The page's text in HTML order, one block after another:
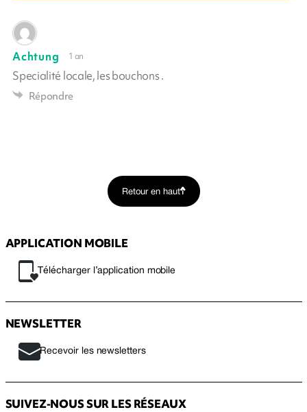
Achtung 1 an
Specialité locale, les bouchons .
Répondre
Retour en haut
APPLICATION MOBILE
Télécharger l’application mobile
NEWSLETTER
Recevoir les newsletters
SUIVEZ-NOUS SUR LES RÉSEAUX